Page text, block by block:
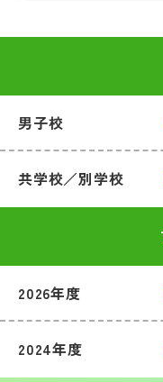
男子校
共学校／別学校
2026年度
2024年度